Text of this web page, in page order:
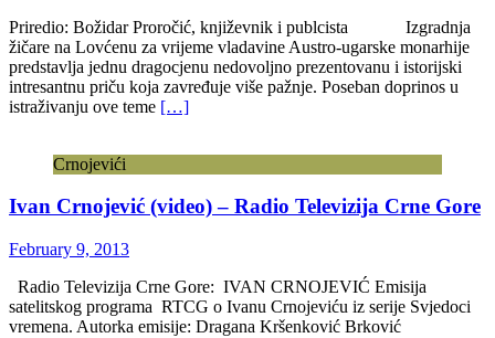
Priredio: Božidar Proročić, književnik i publcista Izgradnja
žičare na Lovćenu za vrijeme vladavine Austro-ugarske monarhije
predstavlja jednu dragocjenu nedovoljno prezentovanu i istorijski
intresantnu priču koja zavređuje više pažnje. Poseban doprinos u
istraživanju ove teme […]
Crnojevići
Ivan Crnojević (video) – Radio Televizija Crne Gore
February 9, 2013
Radio Televizija Crne Gore: IVAN CRNOJEVIĆ Emisija
satelitskog programa RTCG o Ivanu Crnojeviću iz serije Svjedoci
vremena. Autorka emisije: Dragana Kršenković Brković